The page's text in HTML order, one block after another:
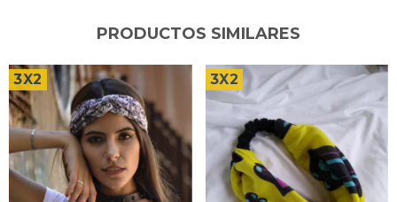
PRODUCTOS SIMILARES
3X2 3X2